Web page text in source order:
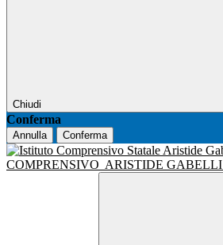
Chiudi
Conferma
Annulla Conferma
COMPRENSIVO ARISTIDE GABELLI